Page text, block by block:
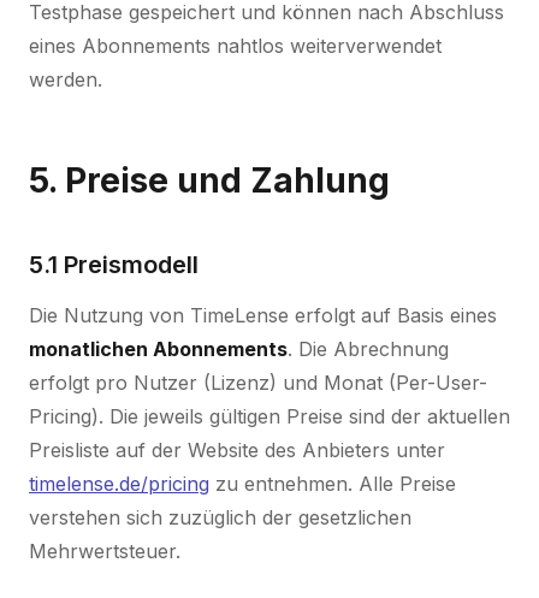
Testphase gespeichert und können nach Abschluss
eines Abonnements nahtlos weiterverwendet
werden.
5. Preise und Zahlung
5.1 Preismodell
Die Nutzung von TimeLense erfolgt auf Basis eines
monatlichen Abonnements. Die Abrechnung
erfolgt pro Nutzer (Lizenz) und Monat (Per-User-
Pricing). Die jeweils gültigen Preise sind der aktuellen
Preisliste auf der Website des Anbieters unter
timelense.de/pricing zu entnehmen. Alle Preise
verstehen sich zuzüglich der gesetzlichen
Mehrwertsteuer.